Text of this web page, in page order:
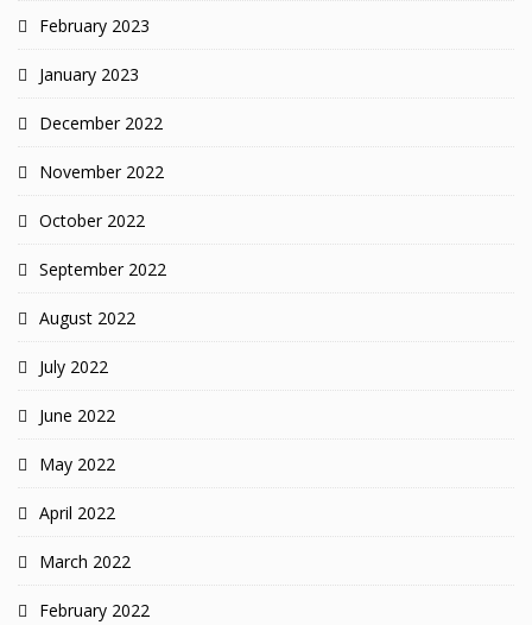
February 2023
January 2023
December 2022
November 2022
October 2022
September 2022
August 2022
July 2022
June 2022
May 2022
April 2022
March 2022
February 2022